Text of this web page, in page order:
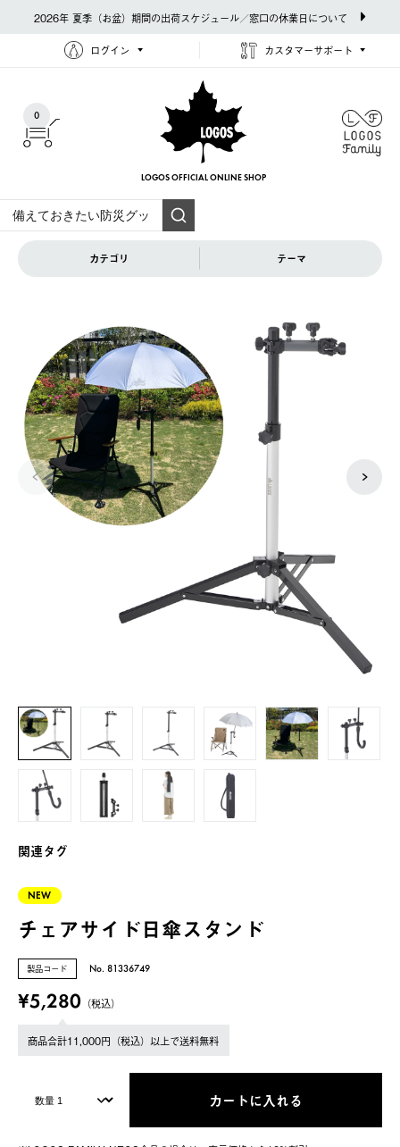
2026年 夏季（お盆）期間の出荷スケジュール／窓口の休業日について
ログイン カスタマーサポート
0
LOGOS OFFICIAL ONLINE SHOP
カテゴリ テーマ
関連タグ
NEW
チェアサイド日傘スタンド
製品コード No. 81336749
¥5,280 （税込）
商品合計11,000円（税込）以上で送料無料
カートに入れる